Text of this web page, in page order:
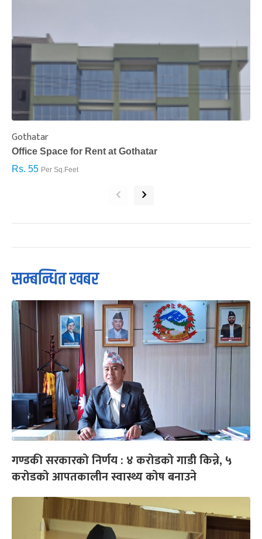
Gothatar
Office Space for Rent at Gothatar
Rs. 55 Per Sq.Feet
‹ ›
सम्बन्धित खबर
गण्डकी सरकारको निर्णय : ४ करोडको गाडी किन्ने, ५
करोडको आपतकालीन स्वास्थ्य कोष बनाउने